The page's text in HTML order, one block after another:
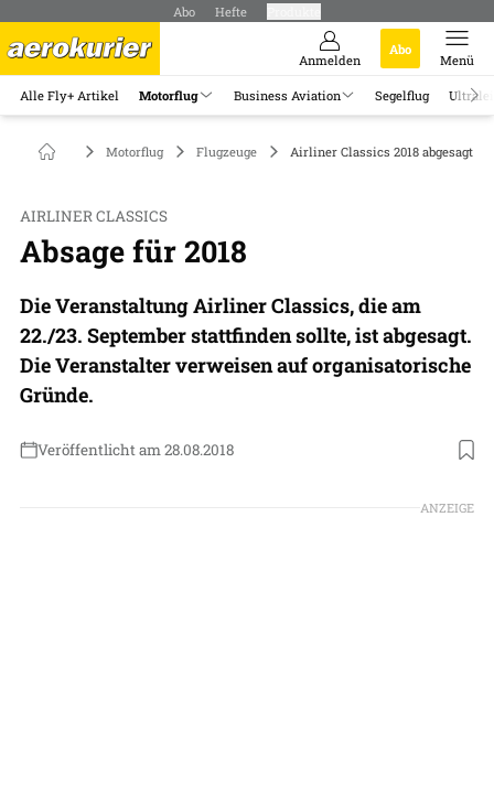
Abo Hefte
Anmelden
Abo
Menü
Alle Fly+ Artikel Motorflug Business Aviation Segelflug
Motorflug Flugzeuge Airliner Classics 2018 abgesagt
AIRLINER CLASSICS
Absage für 2018
Die Veranstaltung Airliner Classics, die am
22./23. September stattfinden sollte, ist abgesagt.
Die Veranstalter verweisen auf organisatorische
Gründe.
Veröffentlicht am 28.08.2018
ANZEIGE